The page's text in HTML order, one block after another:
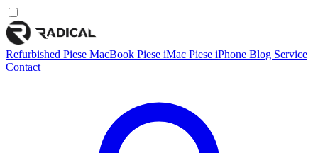
Refurbished Piese MacBook Piese iMac Piese iPhone Blog Service
Contact